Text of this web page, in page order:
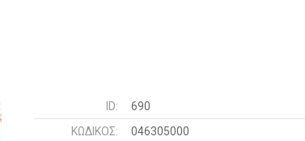
ID:
690
ΚΩΔΙΚΌΣ:
046305000